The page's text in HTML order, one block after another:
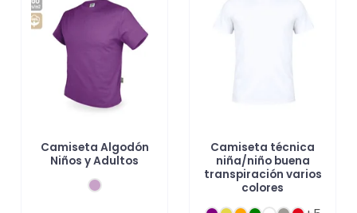
Camiseta Algodón
Niños y Adultos
Camiseta técnica
niña/niño buena
transpiración varios
colores